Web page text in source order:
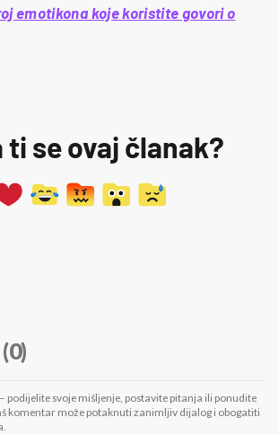
emotikona koje koristite govori o
ti se ovaj članak?
(0)
podijelite svoje mišljenje, postavite pitanja ili ponudite
komentar može potaknuti zanimljiv dijalog i obogatiti